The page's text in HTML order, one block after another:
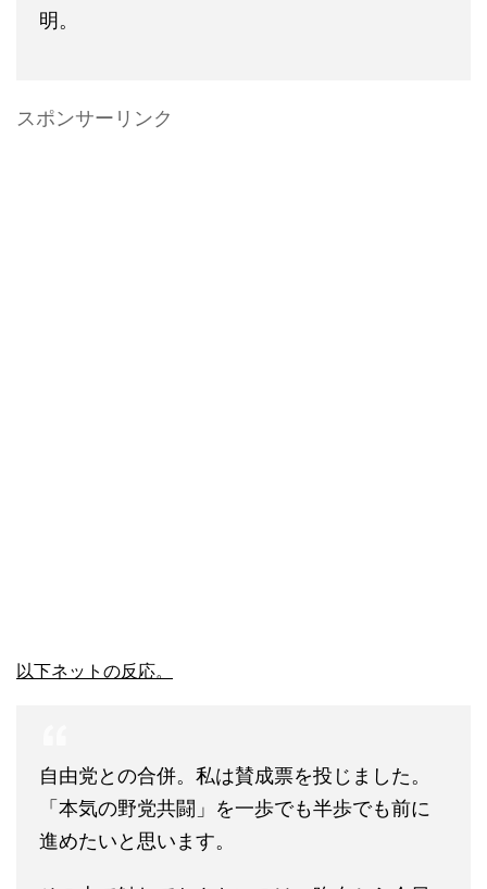
明。
スポンサーリンク
以下ネットの反応。
自由党との合併。私は賛成票を投じました。
「本気の野党共闘」を一歩でも半歩でも前に
進めたいと思います。